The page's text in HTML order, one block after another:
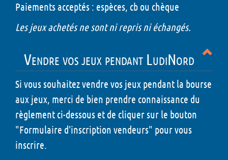
Paiements acceptés : espèces, cb ou chèque
Les jeux achetés ne sont ni repris ni échangés.
Vendre vos jeux pendant LudiNord
Si vous souhaitez vendre vos jeux pendant la bourse
aux jeux, merci de bien prendre connaissance du
règlement ci-dessous et de cliquer sur le bouton
"Formulaire d'inscription vendeurs" pour vous
inscrire.